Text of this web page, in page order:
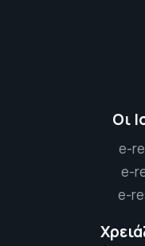
Οι
e-
e-
e-